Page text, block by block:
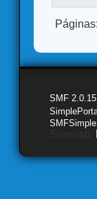
Páginas:
SMF 2.0.15